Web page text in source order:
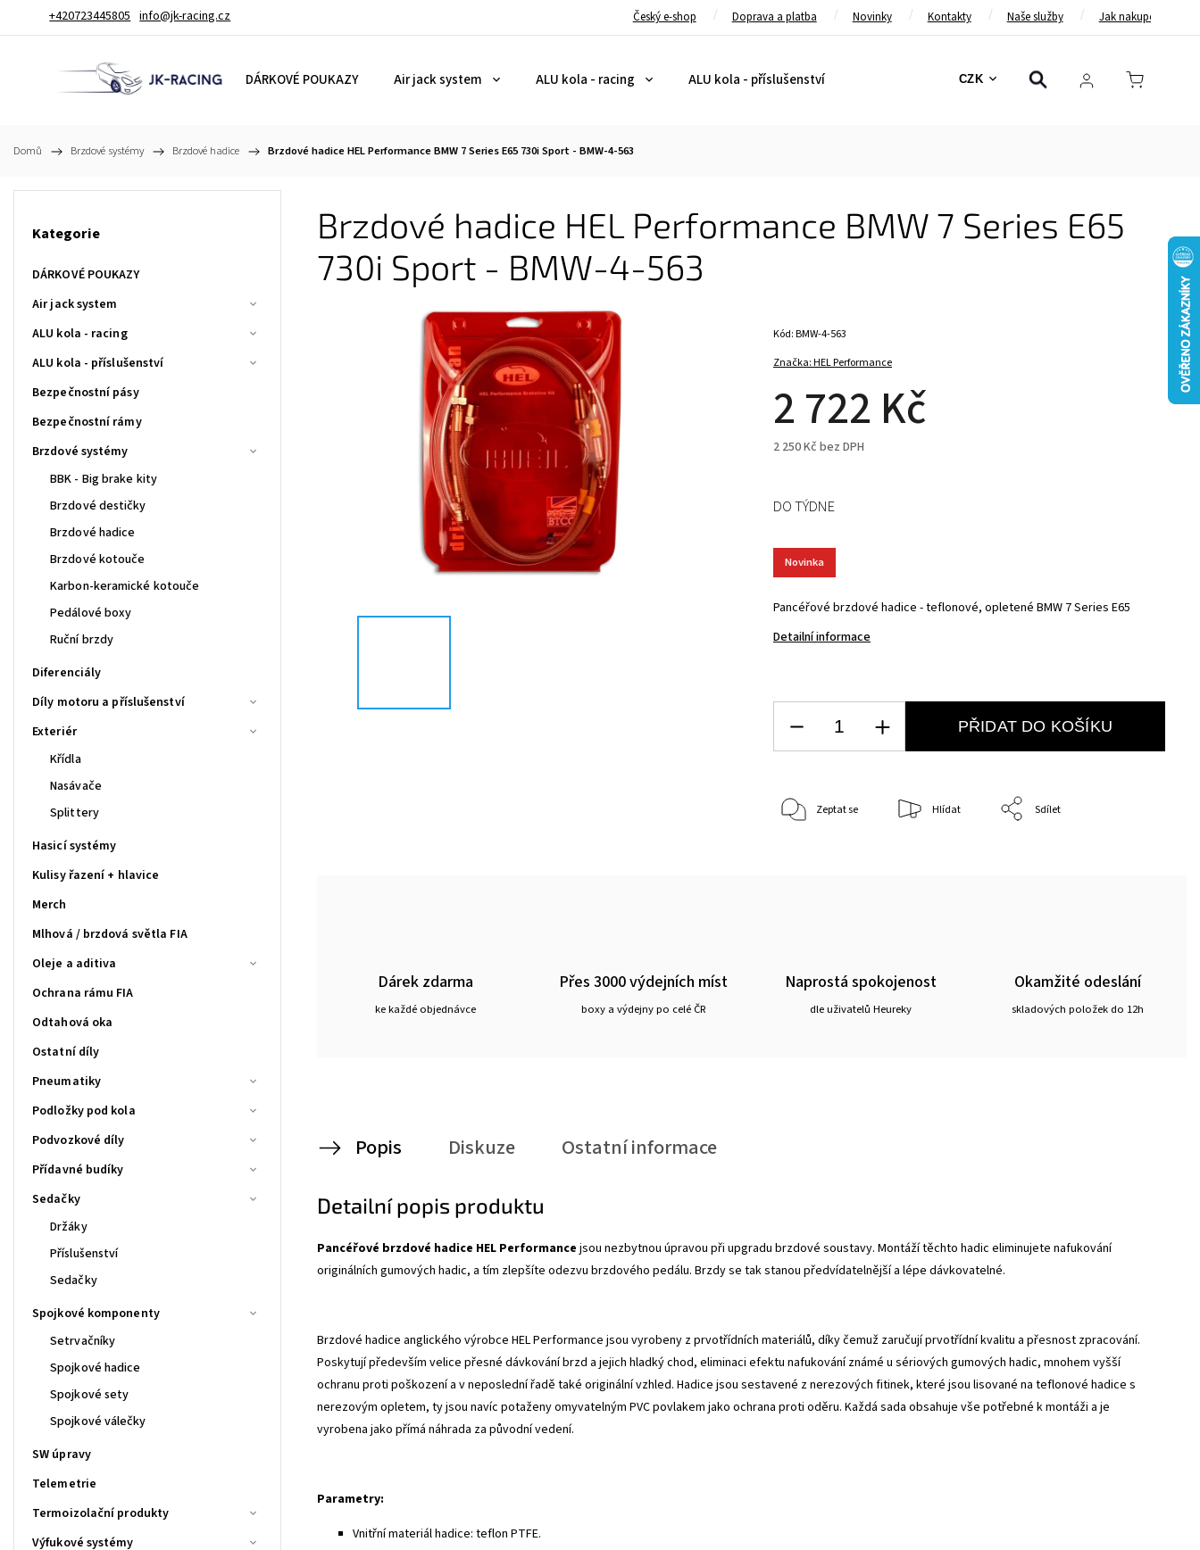
+420723445805 info@jk-racing.cz Český e-shop Doprava a platba Novinky Kontakty Naše služby Jak nakupovat
CZK
DÁRKOVÉ POUKAZY Air jack system ALU kola - racing ALU kola - příslušenství Bezpečnostní pásy Bezpečnostní rámy
Domů / Brzdové systémy / Brzdové hadice / Brzdové hadice HEL Performance BMW 7 Series E65 730i Sport - BMW-4-563
Kategorie
DÁRKOVÉ POUKAZY
Air jack system
ALU kola - racing
ALU kola - příslušenství
Bezpečnostní pásy
Bezpečnostní rámy
Brzdové systémy
BBK - Big brake kity
Brzdové destičky
Brzdové hadice
Brzdové kotouče
Karbon-keramické kotouče
Pedálové boxy
Ruční brzdy
Diferenciály
Díly motoru a příslušenství
Exteriér
Křídla
Nasávače
Splittery
Hasicí systémy
Kulisy řazení + hlavice
Merch
Mlhová / brzdová světla FIA
Oleje a aditiva
Ochrana rámu FIA
Odtahová oka
Ostatní díly
Pneumatiky
Podložky pod kola
Podvozkové díly
Přídavné budíky
Sedačky
Držáky
Příslušenství
Sedačky
Spojkové komponenty
Setrvačníky
Spojkové hadice
Spojkové sety
Spojkové válečky
SW úpravy
Telemetrie
Termoizolační produkty
Výfukové systémy
Brzdové hadice HEL Performance BMW 7 Series E65
730i Sport - BMW-4-563
Značka:HEL Performance
2 722 Kč
2 250 Kč bez DPH
Kód:BMW-4-563
Pancéřové brzdové hadice - teflonové, opletené BMW 7 Series E65
Detailní informace
Novinka
DO TÝDNE
PŘIDAT DO KOŠÍKU
Zeptat se Hlídat Sdílet
Dárek zdarma
ke každé objednávce
Přes 3000 výdejních míst
boxy a výdejny po celé ČR
Naprostá spokojenost
dle uživatelů Heureky
Okamžité odeslání
skladových položek do 12h
Popis Diskuze Ostatní informace
Detailní popis produktu
Pancéřové brzdové hadice HEL Performance jsou nezbytnou úpravou při upgradu brzdové soustavy. Montáží těchto hadic eliminujete nafukování
originálních gumových hadic, a tím zlepšíte odezvu brzdového pedálu. Brzdy se tak stanou předvídatelnější a lépe dávkovatelné.
Brzdové hadice anglického výrobce HEL Performance jsou vyrobeny z prvotřídních materiálů, díky čemuž zaručují prvotřídní kvalitu a přesnost zpracování.
Poskytují především velice přesné dávkování brzd a jejich hladký chod, eliminaci efektu nafukování známé u sériových gumových hadic, mnohem vyšší
ochranu proti poškození a v neposlední řadě také originální vzhled. Hadice jsou sestavené z nerezových fitinek, které jsou lisované na teflonové hadice s
nerezovým opletem, ty jsou navíc potaženy omyvatelným PVC povlakem jako ochrana proti oděru. Každá sada obsahuje vše potřebné k montáži a je
vyrobena jako přímá náhrada za původní vedení.
Parametry:
Vnitřní materiál hadice: teflon PTFE.